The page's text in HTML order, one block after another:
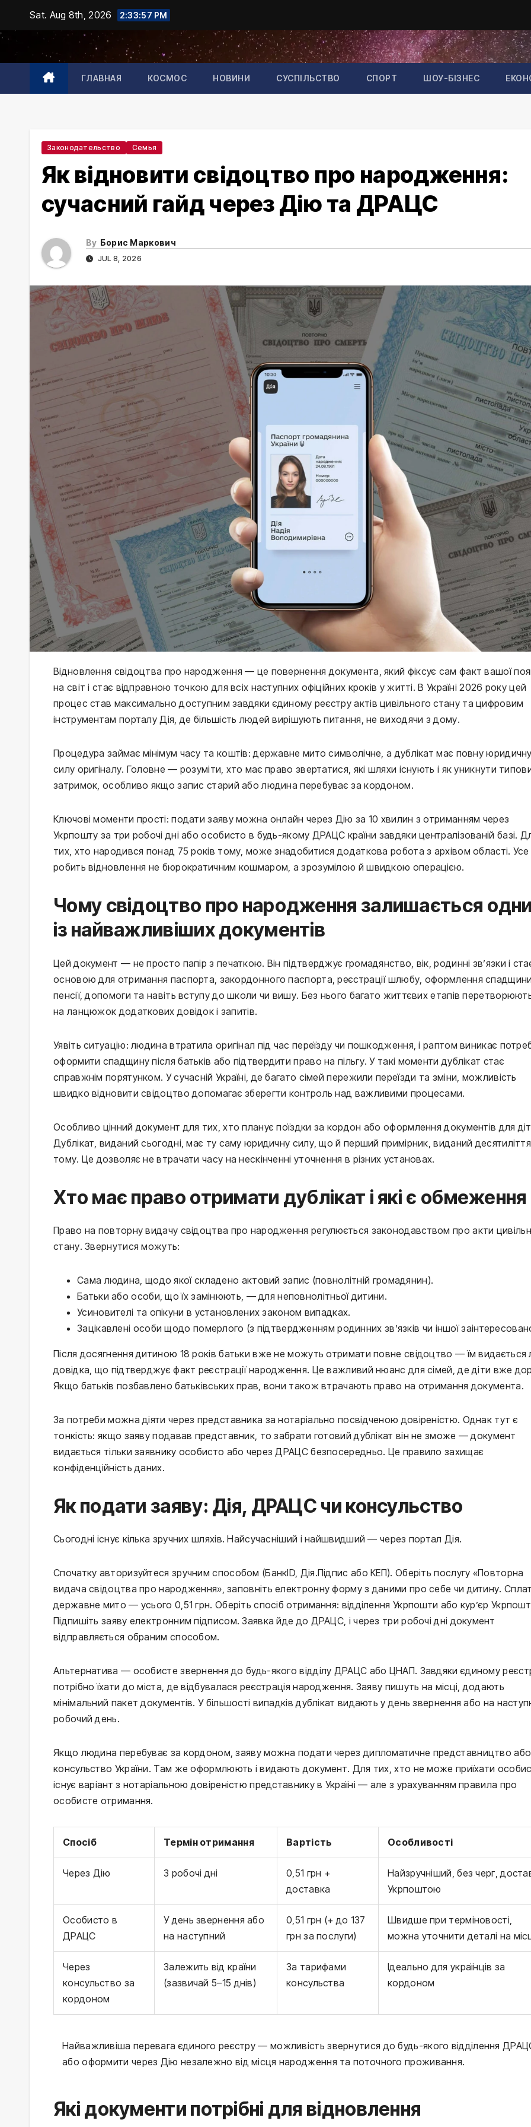
content
Sat. Aug 8th, 2026 2:33:58 PM
ГЛАВНАЯ КОСМОС НОВИНИ СУСПІЛЬСТВО СПОРТ ШОУ-БІЗНЕС
Законодательство Семья
Як відновити свідоцтво про народження:
сучасний гайд через Дію та ДРАЦС
By Борис Маркович
JUL 8, 2026
Відновлення свідоцтва про народження — це повернення документа, який фіксує сам факт вашої
на світ і стає відправною точкою для всіх наступних офіційних кроків у житті. В Україні 2026 року цей
процес став максимально доступним завдяки єдиному реєстру актів цивільного стану та цифровим
інструментам порталу Дія, де більшість людей вирішують питання, не виходячи з дому.
Процедура займає мінімум часу та коштів: державне мито символічне, а дублікат має повну юридичну
силу оригіналу. Головне — розуміти, хто має право звертатися, які шляхи існують і як уникнути
затримок, особливо якщо запис старий або людина перебуває за кордоном.
Ключові моменти прості: подати заяву можна онлайн через Дію за 10 хвилин з отриманням через
Укрпошту за три робочі дні або особисто в будь-якому ДРАЦС країни завдяки централізованій базі.
тих, хто народився понад 75 років тому, може знадобитися додаткова робота з архівом області. Усе
робить відновлення не бюрократичним кошмаром, а зрозумілою й швидкою операцією.
Чому свідоцтво про народження залишається
із найважливіших документів
Цей документ — не просто папір з печаткою. Він підтверджує громадянство, вік, родинні зв’язки і
основою для отримання паспорта, закордонного паспорта, реєстрації шлюбу, оформлення спадщини,
пенсії, допомоги та навіть вступу до школи чи вишу. Без нього багато життєвих етапів
на ланцюжок додаткових довідок і запитів.
Уявіть ситуацію: людина втратила оригінал під час переїзду чи пошкодження, і раптом виникає
оформити спадщину після батьків або підтвердити право на пільгу. У такі моменти дублікат стає
справжнім порятунком. У сучасній Україні, де багато сімей пережили переїзди та зміни, можливість
швидко відновити свідоцтво допомагає зберегти контроль над важливими процесами.
Особливо цінний документ для тих, хто планує поїздки за кордон або оформлення документів для
Дублікат, виданий сьогодні, має ту саму юридичну силу, що й перший примірник, виданий десятиліття
тому. Це дозволяє не втрачати часу на нескінченні уточнення в різних установах.
Хто має право отримати дублікат і які є обмеження
Право на повторну видачу свідоцтва про народження регулюється законодавством про акти
стану. Звернутися можуть:
Сама людина, щодо якої складено актовий запис (повнолітній громадянин).
Батьки або особи, що їх замінюють, — для неповнолітньої дитини.
Усиновителі та опікуни в установлених законом випадках.
Зацікавлені особи щодо померлого (з підтвердженням родинних зв’язків чи іншої
Після досягнення дитиною 18 років батьки вже не можуть отримати повне свідоцтво — їм видається
довідка, що підтверджує факт реєстрації народження. Це важливий нюанс для сімей, де діти вже
Якщо батьків позбавлено батьківських прав, вони також втрачають право на отримання документа.
За потреби можна діяти через представника за нотаріально посвідченою довіреністю. Однак тут є
тонкість: якщо заяву подавав представник, то забрати готовий дублікат він не зможе — документ
видається тільки заявнику особисто або через ДРАЦС безпосередньо. Це правило захищає
конфіденційність даних.
Як подати заяву: Дія, ДРАЦС чи консульство
Сьогодні існує кілька зручних шляхів. Найсучасніший і найшвидший — через портал Дія.
Спочатку авторизуйтеся зручним способом (БанкID, Дія.Підпис або КЕП). Оберіть послугу «Повторна
видача свідоцтва про народження», заповніть електронну форму з даними про себе чи дитину.
державне мито — усього 0,51 грн. Оберіть спосіб отримання: відділення Укрпошти або кур’єр
Підпишіть заяву електронним підписом. Заявка йде до ДРАЦС, і через три робочі дні документ
відправляється обраним способом.
Альтернатива — особисте звернення до будь-якого відділу ДРАЦС або ЦНАП. Завдяки єдиному
потрібно їхати до міста, де відбувалася реєстрація народження. Заяву пишуть на місці, додають
мінімальний пакет документів. У більшості випадків дублікат видають у день звернення або на
робочий день.
Якщо людина перебуває за кордоном, заяву можна подати через дипломатичне представництво або
консульство України. Там же оформлюють і видають документ. Для тих, хто не може приїхати
існує варіант з нотаріальною довіреністю представнику в Україні — але з урахуванням правила про
особисте отримання.
Спосіб Термін отримання Вартість Особливості
Через Дію 3 робочі дні
0,51 грн +
доставка
Найзручніший, без черг,
Укрпоштою
Особисто в
ДРАЦС
У день звернення або
на наступний
0,51 грн (+ до 137
грн за послуги)
Швидше при терміновості,
можна уточнити деталі на
Через
консульство за
кордоном
Залежить від країни
(зазвичай 5–15 днів)
За тарифами
консульства
Ідеально для українців за
кордоном
Найважливіша перевага єдиного реєстру — можливість звернутися до будь-якого відділення
або оформити через Дію незалежно від місця народження та поточного проживання.
Які документи потрібні для відновлення